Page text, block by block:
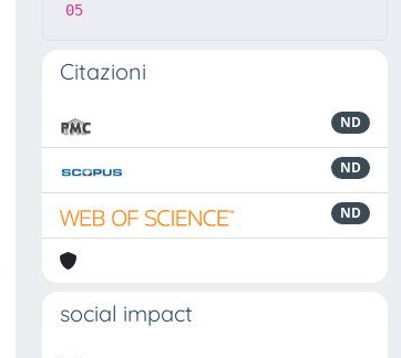
05
Citazioni
ND
ND
ND
social impact